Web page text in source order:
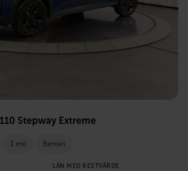
Stepway Extreme
1 mil Bensin
LÅN MED RESTVÄRDE